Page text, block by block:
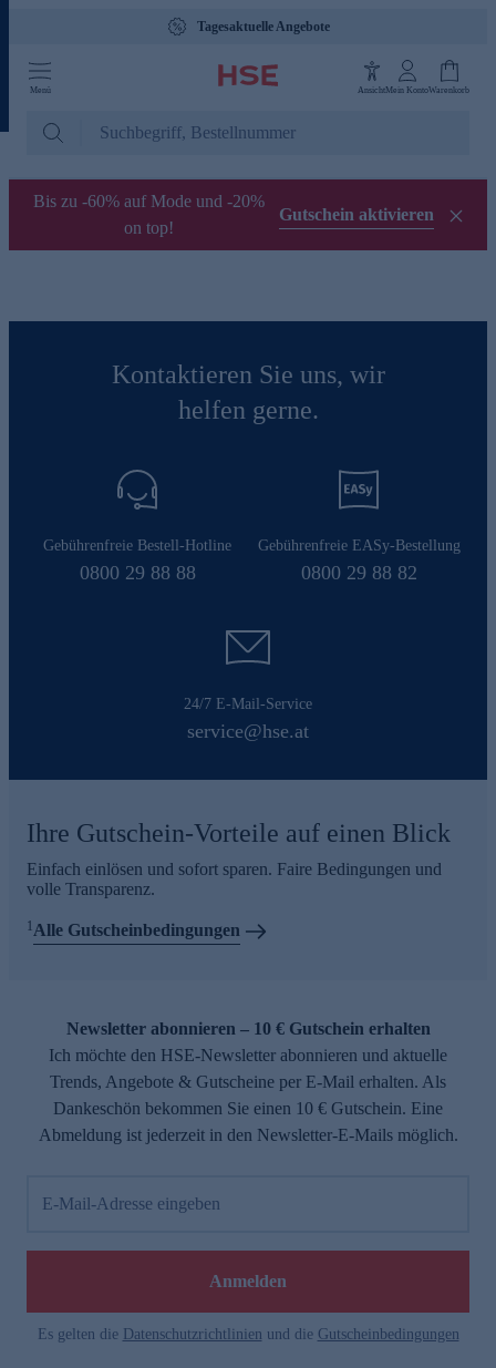
Tagesaktuelle Angebote
Menü AnsichtMein KontoWarenkorb
Bis zu -60% auf Mode und -20%
on top!
Gutschein aktivieren
Kontaktieren Sie uns, wir
helfen gerne.
Gebührenfreie Bestell-Hotline
0800 29 88 88
Gebührenfreie EASy-Bestellung
0800 29 88 82
24/7 E-Mail-Service
service@hse.at
Ihre Gutschein-Vorteile auf einen Blick
Einfach einlösen und sofort sparen. Faire Bedingungen und
volle Transparenz.
1Alle Gutscheinbedingungen
Newsletter abonnieren – 10 € Gutschein erhalten
Ich möchte den HSE-Newsletter abonnieren und aktuelle
Trends, Angebote & Gutscheine per E-Mail erhalten. Als
Dankeschön bekommen Sie einen 10 € Gutschein. Eine
Abmeldung ist jederzeit in den Newsletter-E-Mails möglich.
E-Mail-Adresse eingeben
Anmelden
Es gelten die Datenschutzrichtlinien und die Gutscheinbedingungen